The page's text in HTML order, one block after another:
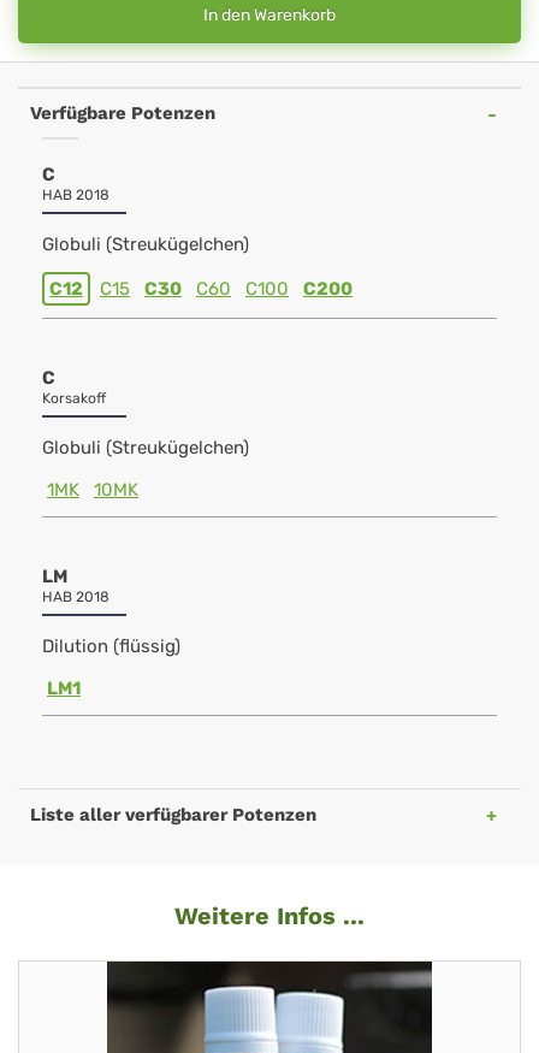
In den Warenkorb
Verfügbare Potenzen
C
HAB 2018
Globuli (Streukügelchen)
C12 C15 C30 C60 C100 C200
C
Korsakoff
Globuli (Streukügelchen)
1MK
10MK
LM
HAB 2018
Dilution (flüssig)
LM1
Liste aller verfügbarer Potenzen
Weitere Infos ...